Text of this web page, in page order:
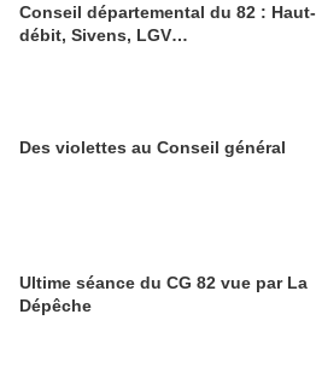
Conseil départemental du 82 : Haut-
débit, Sivens, LGV…
Des violettes au Conseil général
Ultime séance du CG 82 vue par La
Dépêche